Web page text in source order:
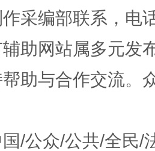
采编部联系，电
助网站属多元发
助与合作交流。
/公众/公共/全民/